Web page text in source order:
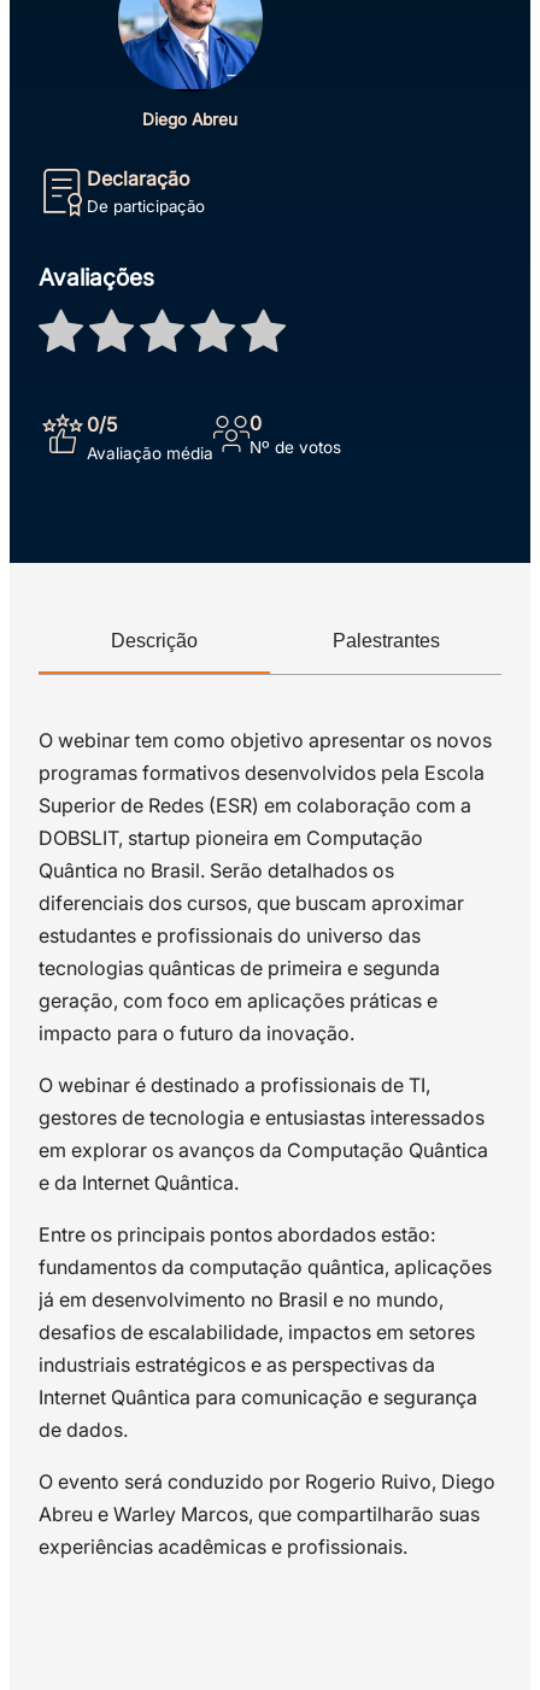
Diego Abreu
Declaração
De participação
Avaliações
0/5
Avaliação média
0
Nº de votos
Descrição Palestrantes
O webinar tem como objetivo apresentar os novos
programas formativos desenvolvidos pela Escola
Superior de Redes (ESR) em colaboração com a
DOBSLIT, startup pioneira em Computação
Quântica no Brasil. Serão detalhados os
diferenciais dos cursos, que buscam aproximar
estudantes e profissionais do universo das
tecnologias quânticas de primeira e segunda
geração, com foco em aplicações práticas e
impacto para o futuro da inovação.
O webinar é destinado a profissionais de TI,
gestores de tecnologia e entusiastas interessados
em explorar os avanços da Computação Quântica
e da Internet Quântica.
Entre os principais pontos abordados estão:
fundamentos da computação quântica, aplicações
já em desenvolvimento no Brasil e no mundo,
desafios de escalabilidade, impactos em setores
industriais estratégicos e as perspectivas da
Internet Quântica para comunicação e segurança
de dados.
O evento será conduzido por Rogerio Ruivo, Diego
Abreu e Warley Marcos, que compartilharão suas
experiências acadêmicas e profissionais.